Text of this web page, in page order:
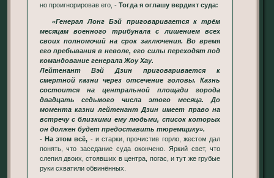
но проигнорировав его, - Тогда я оглашу вердикт суда:
«Генерал Лонг Бэй приговаривается к трём
месяцам военного трибунала с лишением всех
своих полномочий на срок заключения. Во время
его пребывания в неволе, его силы переходят под
командование генерала Жоу Хау.
Лейтенант Вэй Дзин приговаривается к
смертной казни через отсечение головы. Казнь
состоится на центральной площади города
двадцать седьмого числа этого месяца. До
момента казни лейтенант Дзин имеет право на
встречу с близкими ему людьми, список которых
он должен будет предоставить тюремщику».
- На этом всё, - и старки, прочистив горло, жестом дал
понять, что заседание суда окончено. Яркий свет, что
слепил двоих, стоявших в центра, погас, и тут же грубые
руки схватили обвинённых.